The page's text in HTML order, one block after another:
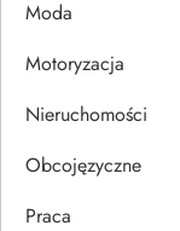
i
s
u
Moda
Motoryzacja
Nieruchomości
Obcojęzyczne
Praca